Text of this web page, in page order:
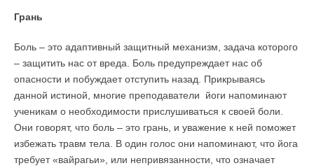
Грань
Боль – это адаптивный защитный механизм, задача которого
– защитить нас от вреда. Боль предупреждает нас об
опасности и побуждает отступить назад. Прикрываясь
данной истиной, многие преподаватели йоги напоминают
ученикам о необходимости прислушиваться к своей боли.
Они говорят, что боль – это грань, и уважение к ней поможет
избежать травм тела. В один голос они напоминают, что йога
требует «вайрагьи», или непривязанности, что означает